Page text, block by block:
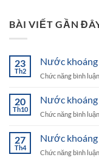
BÀI VIẾT GẦN
23
Th2
Nước
Chức năng bình
20
Th10
Nước
Chức năng bình
27
Th4
Nước
Chức năng bình